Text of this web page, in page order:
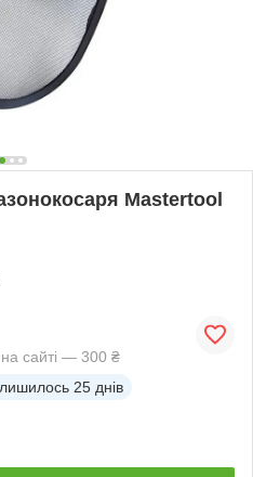
Mastertool
сайті — 300 ₴
25 днів